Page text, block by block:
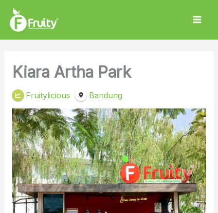
content
Kiara Artha Park
Fruitylicious Bandung